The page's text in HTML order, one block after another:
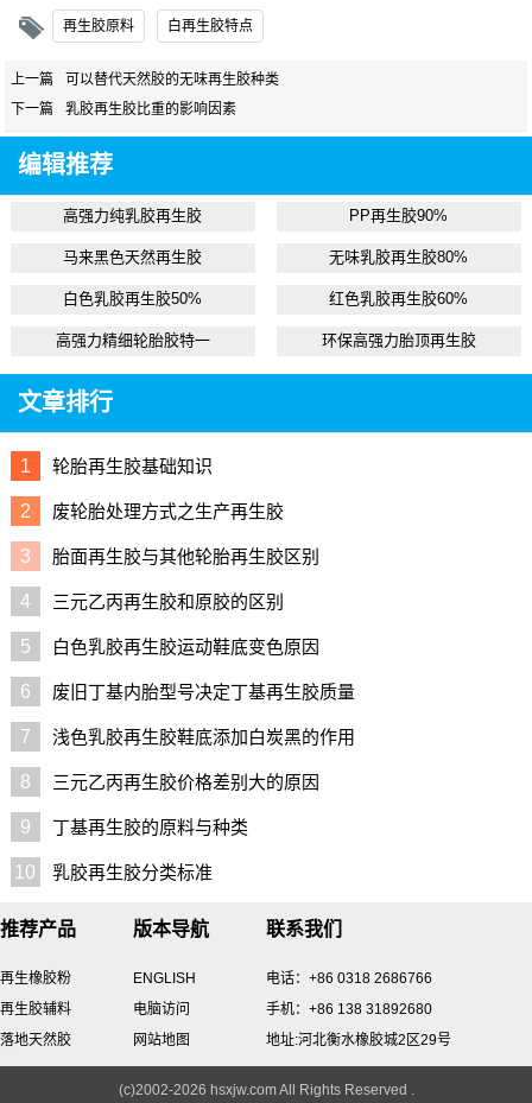
再生胶原料 白再生胶特点
上一篇
可以替代天然胶的无味再生胶种类
下一篇
乳胶再生胶比重的影响因素
编辑推荐
高强力纯乳胶再生胶 PP再生胶90%
马来黑色天然再生胶 无味乳胶再生胶80%
白色乳胶再生胶50% 红色乳胶再生胶60%
高强力精细轮胎胶特一 环保高强力胎顶再生胶
文章排行
1 轮胎再生胶基础知识
2 废轮胎处理方式之生产再生胶
3 胎面再生胶与其他轮胎再生胶区别
4 三元乙丙再生胶和原胶的区别
5 白色乳胶再生胶运动鞋底变色原因
6 废旧丁基内胎型号决定丁基再生胶质量
7 浅色乳胶再生胶鞋底添加白炭黑的作用
8 三元乙丙再生胶价格差别大的原因
9 丁基再生胶的原料与种类
10 乳胶再生胶分类标准
推荐产品
再生橡胶粉
再生胶辅料
落地天然胶
版本导航
ENGLISH
电脑访问
网站地图
联系我们
电话：+86 0318 2686766
手机：+86 138 31892680
地址:河北衡水橡胶城2区29号
(c)2002-2026 hsxjw.com All Rights Reserved .